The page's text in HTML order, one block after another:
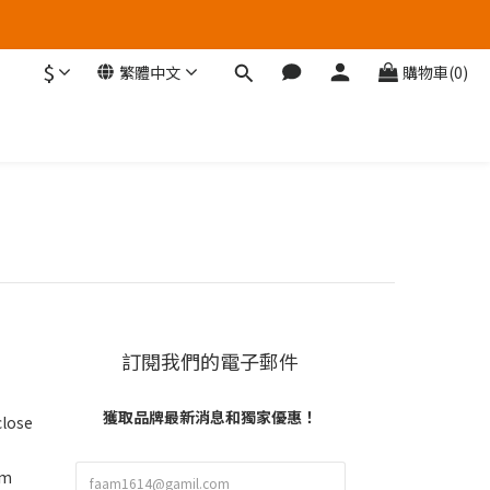
$ 繁體中文 購物車(0)
訂閱我們的電子郵件
獲取品牌最新消息和獨家優惠！